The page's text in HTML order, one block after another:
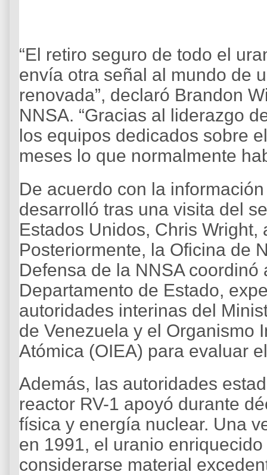
“El retiro seguro de todo el
envía otra señal al mundo de
renovada”, declaró Brandon
NNSA. “Gracias al liderazgo
los equipos dedicados sobre
meses lo que normalmente
De acuerdo con la
desarrolló tras una visita del
Estados Unidos, Chris Wright,
Posteriormente, la Oficina de
Defensa de la NNSA coordinó
Departamento de Estado,
autoridades interinas del
de Venezuela y el Organismo
Atómica (OIEA) para evaluar
Además, las autoridades
reactor RV-1 apoyó durante
física y energía nuclear. Una
en 1991, el uranio
considerarse material